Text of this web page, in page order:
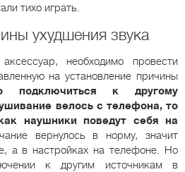
тихо играть.
ухудшения звука
необходимо провести
на установление причины
подключиться к другому
велось с телефона, то
наушники поведут себя на
вернулось в норму, значит
а в настройках на телефоне. Но
к другим источникам в